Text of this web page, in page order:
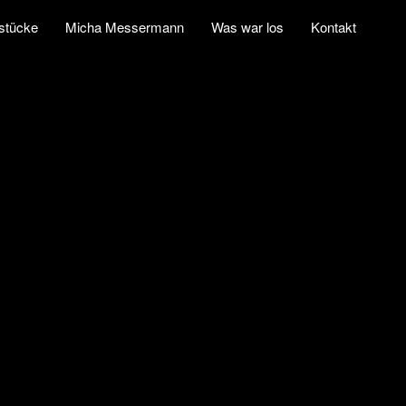
Micha Messermann Was war los Kontakt